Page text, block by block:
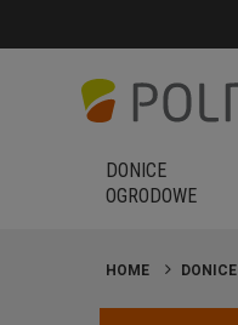
DONICE
OGRODOWE
HOME DONICE